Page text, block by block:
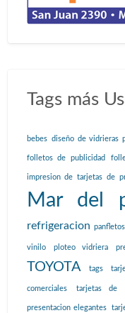
Tags más
bebes diseño de vidrieras
folletos de publicidad
impresion de tarjetas de
Mar del
refrigeracion
vinilo ploteo vidriera
TOYOTA
tags
comerciales tarjetas de
presentacion elegantes